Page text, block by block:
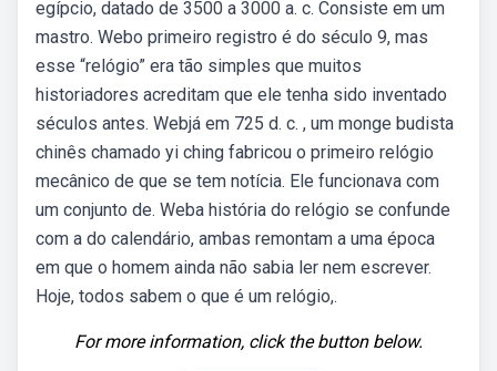
egípcio, datado de 3500 a 3000 a. c. Consiste em um
mastro. Webo primeiro registro é do século 9, mas
esse “relógio” era tão simples que muitos
historiadores acreditam que ele tenha sido inventado
séculos antes. Webjá em 725 d. c. , um monge budista
chinês chamado yi ching fabricou o primeiro relógio
mecânico de que se tem notícia. Ele funcionava com
um conjunto de. Weba história do relógio se confunde
com a do calendário, ambas remontam a uma época
em que o homem ainda não sabia ler nem escrever.
Hoje, todos sabem o que é um relógio,.
For more information, click the button below.